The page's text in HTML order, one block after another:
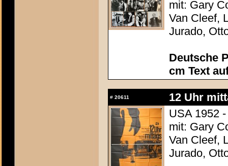
mit: Gary
Van Cleef,
Jurado,
Deutsche
cm Text
# 20611
12 Uhr
USA 1952
mit: Gary
Van Cleef,
Jurado,